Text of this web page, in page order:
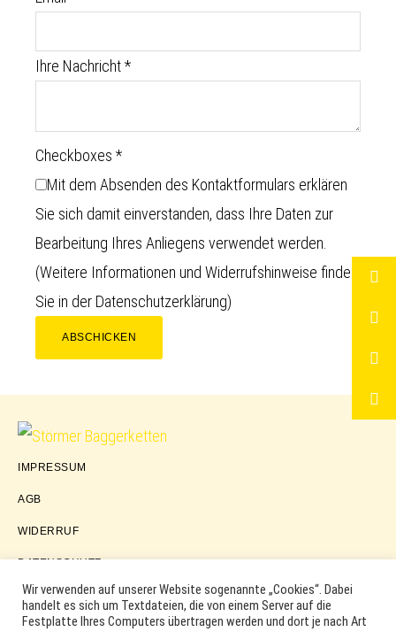
Ihre Nachricht*
Checkboxes *
Mit dem Absenden des Kontaktformulars erklären
Sie sich damit einverstanden, dass Ihre Daten zur
Bearbeitung Ihres Anliegens verwendet werden.
(Weitere Informationen und Widerrufshinweise finden
Sie in der Datenschutzerklärung)
ABSCHICKEN
Störmer
IMPRESSUM
AGB
WIDERRUF
DATENSCHUTZ
Wir verwenden auf unserer Website sogenannte „Cookies“. Dabei
handelt es sich um Textdateien, die von einem Server auf die
Festplatte Ihres Computers übertragen werden und dort je nach Art